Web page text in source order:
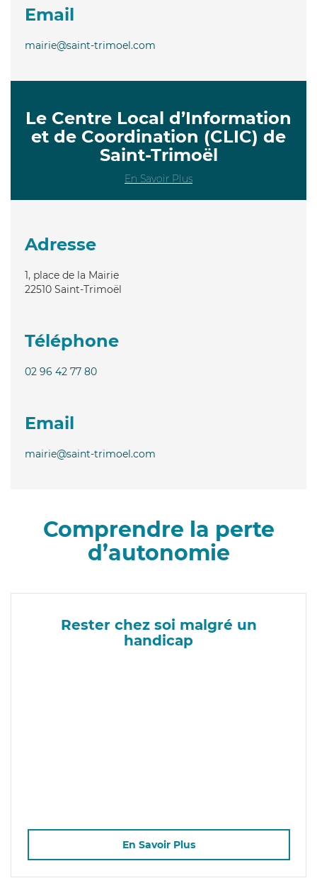
Email
mairie@saint-trimoel.com
Le Centre Local d’Information
et de Coordination (CLIC) de
Saint-Trimoël
En Savoir Plus
Adresse
1, place de la Mairie
22510 Saint-Trimoël
Téléphone
02 96 42 77 80
Email
mairie@saint-trimoel.com
Comprendre la perte
d’autonomie
Rester chez soi malgré un
handicap
En Savoir Plus